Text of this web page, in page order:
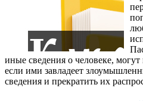
иные сведения о человеке, могут
если ими завладеет
сведения и прекратить их